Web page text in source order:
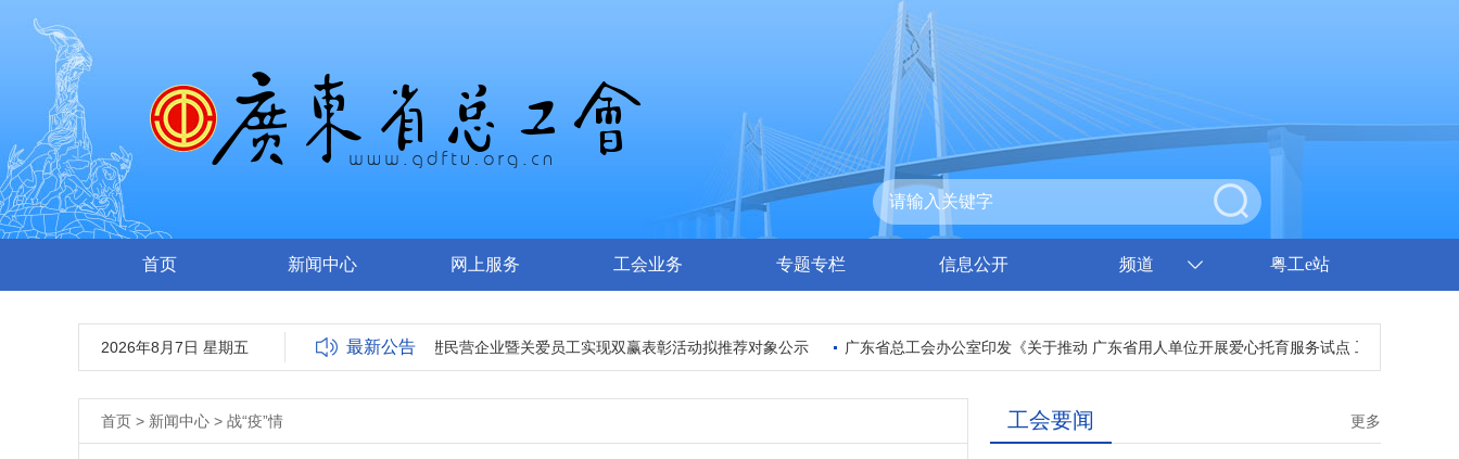
首页 新闻中心 网上服务 工会业务 专题专栏 信息公开 频道 粤工e站
2026年8月7日 星期五 最新公告
全国就业与社会保障先进民营企业暨关爱员工实现双赢表彰活动拟推荐对象公示 广东省总工会办公室印发《关于推动 广东省用人单位开展爱心托育服务试点 工作方案》的通知
首页 > 新闻中心 > 战“疫”情 工会要闻 更多